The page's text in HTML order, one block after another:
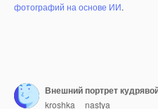
фотографий на основе ИИ.
kroshka__nastya